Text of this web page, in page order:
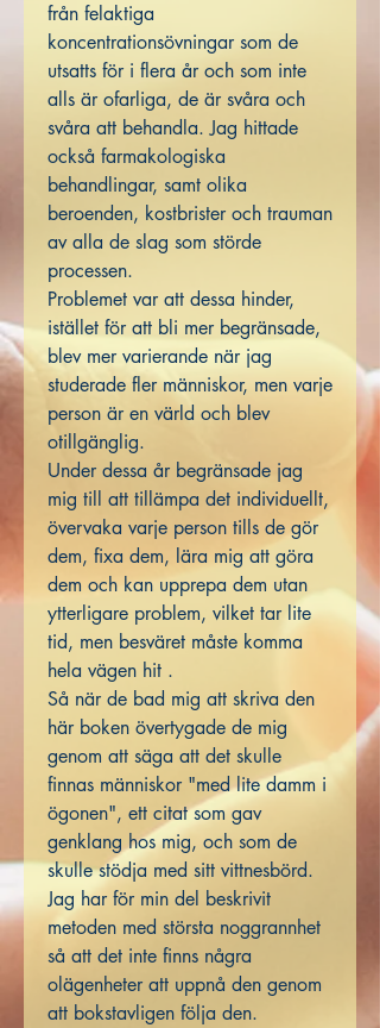
från felaktiga
koncentrationsövningar som de
utsatts för i flera år och som inte
alls är ofarliga, de är svåra och
svåra att behandla. Jag hittade
också farmakologiska
behandlingar, samt olika
beroenden, kostbrister och trauman
av alla de slag som störde
processen.
Problemet var att dessa hinder,
istället för att bli mer begränsade,
blev mer varierande när jag
studerade fler människor, men varje
person är en värld och blev
otillgänglig.
Under dessa år begränsade jag
mig till att tillämpa det individuellt,
övervaka varje person tills de gör
dem, fixa dem, lära mig att göra
dem och kan upprepa dem utan
ytterligare problem, vilket tar lite
tid, men besväret måste komma
hela vägen hit .
Så när de bad mig att skriva den
här boken övertygade de mig
genom att säga att det skulle
finnas människor "med lite damm i
ögonen", ett citat som gav
genklang hos mig, och som de
skulle stödja med sitt vittnesbörd.
Jag har för min del beskrivit
metoden med största noggrannhet
så att det inte finns några
olägenheter att uppnå den genom
att bokstavligen följa den.